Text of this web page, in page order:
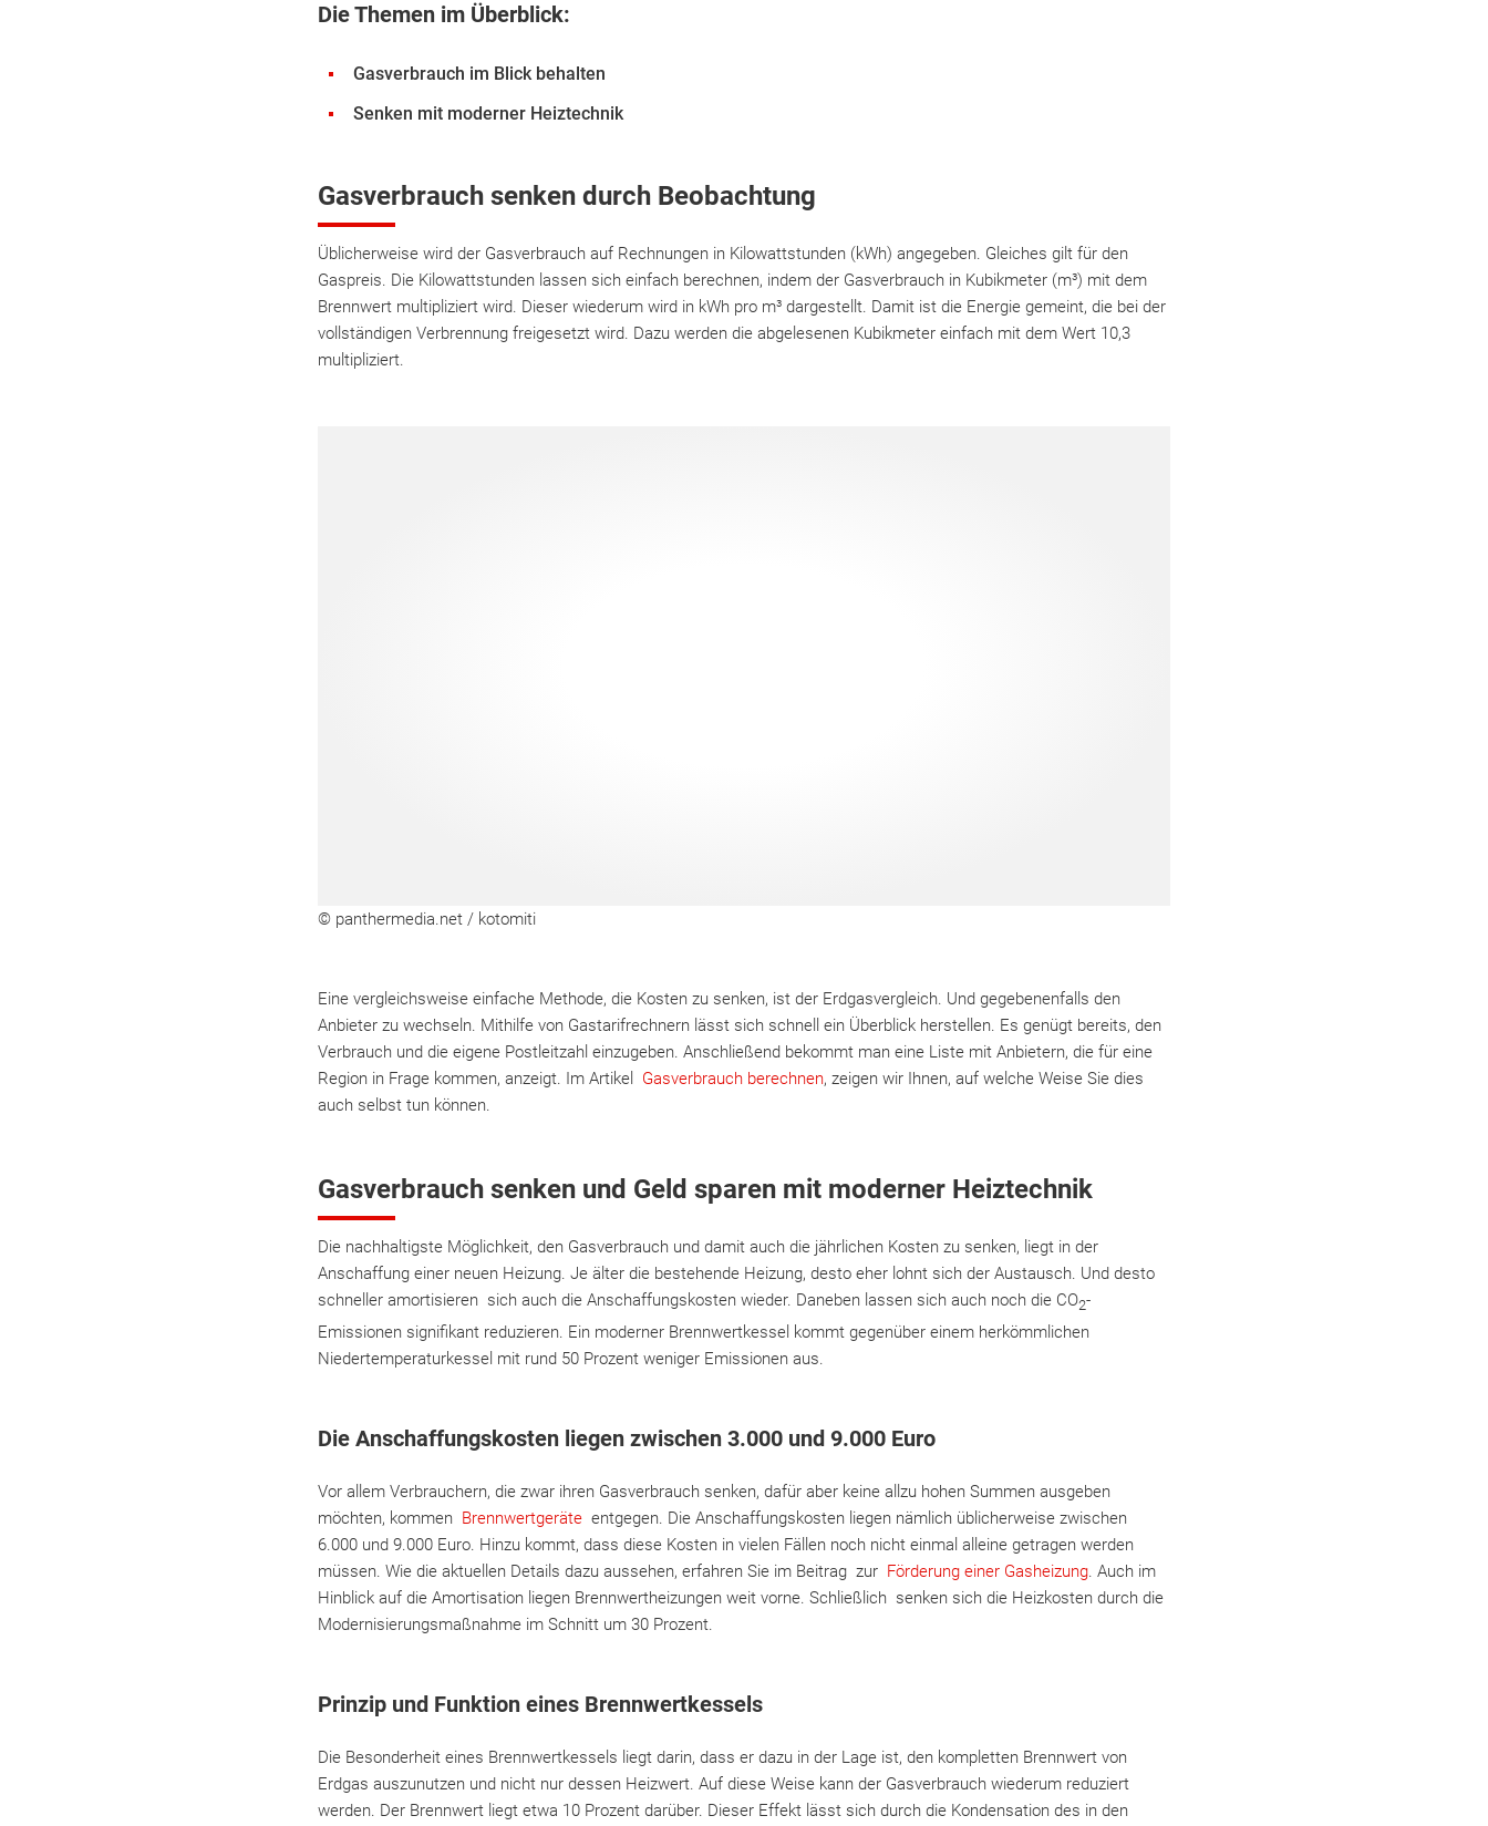
Die Themen im Überblick:
Gasverbrauch im Blick behalten
Senken mit moderner Heiztechnik
Gasverbrauch senken durch Beobachtung
Üblicherweise wird der Gasverbrauch auf Rechnungen in Kilowattstunden (kWh) angegeben. Gleiches gilt für den
Gaspreis. Die Kilowattstunden lassen sich einfach berechnen, indem der Gasverbrauch in Kubikmeter (m³) mit dem
Brennwert multipliziert wird. Dieser wiederum wird in kWh pro m³ dargestellt. Damit ist die Energie gemeint, die bei der
vollständigen Verbrennung freigesetzt wird. Dazu werden die abgelesenen Kubikmeter einfach mit dem Wert 10,3
multipliziert.
© panthermedia.net / kotomiti
Eine vergleichsweise einfache Methode, die Kosten zu senken, ist der Erdgasvergleich. Und gegebenenfalls den
Anbieter zu wechseln. Mithilfe von Gastarifrechnern lässt sich schnell ein Überblick herstellen. Es genügt bereits, den
Verbrauch und die eigene Postleitzahl einzugeben. Anschließend bekommt man eine Liste mit Anbietern, die für eine
Region in Frage kommen, anzeigt. Im Artikel Gasverbrauch berechnen, zeigen wir Ihnen, auf welche Weise Sie dies
auch selbst tun können.
Gasverbrauch senken und Geld sparen mit moderner Heiztechnik
Die nachhaltigste Möglichkeit, den Gasverbrauch und damit auch die jährlichen Kosten zu senken, liegt in der
Anschaffung einer neuen Heizung. Je älter die bestehende Heizung, desto eher lohnt sich der Austausch. Und desto
schneller amortisieren sich auch die Anschaffungskosten wieder. Daneben lassen sich auch noch die CO2-
Emissionen signifikant reduzieren. Ein moderner Brennwertkessel kommt gegenüber einem herkömmlichen
Niedertemperaturkessel mit rund 50 Prozent weniger Emissionen aus.
Die Anschaffungskosten liegen zwischen 3.000 und 9.000 Euro
Vor allem Verbrauchern, die zwar ihren Gasverbrauch senken, dafür aber keine allzu hohen Summen ausgeben
möchten, kommen Brennwertgeräte entgegen. Die Anschaffungskosten liegen nämlich üblicherweise zwischen
6.000 und 9.000 Euro. Hinzu kommt, dass diese Kosten in vielen Fällen noch nicht einmal alleine getragen werden
müssen. Wie die aktuellen Details dazu aussehen, erfahren Sie im Beitrag zur Förderung einer Gasheizung. Auch im
Hinblick auf die Amortisation liegen Brennwertheizungen weit vorne. Schließlich senken sich die Heizkosten durch die
Modernisierungsmaßnahme im Schnitt um 30 Prozent.
Prinzip und Funktion eines Brennwertkessels
Die Besonderheit eines Brennwertkessels liegt darin, dass er dazu in der Lage ist, den kompletten Brennwert von
Erdgas auszunutzen und nicht nur dessen Heizwert. Auf diese Weise kann der Gasverbrauch wiederum reduziert
werden. Der Brennwert liegt etwa 10 Prozent darüber. Dieser Effekt lässt sich durch die Kondensation des in den